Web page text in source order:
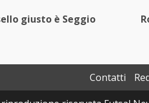
giusto è Seggio
Contatti